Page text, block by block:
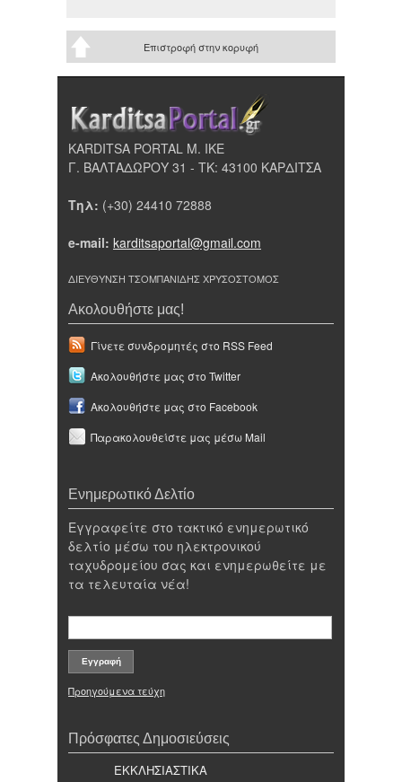
Επιστροφή στην κορυφή
KARDITSA PORTAL Μ. ΙΚΕ
Γ. ΒΑΛΤΑΔΩΡΟΥ 31 - ΤΚ: 43100 ΚΑΡΔΙΤΣΑ
Τηλ: (+30) 24410 72888
e-mail: karditsaportal@gmail.com
ΔΙΕΥΘΥΝΣΗ ΤΣΟΜΠΑΝΙΔΗΣ ΧΡΥΣΟΣΤΟΜΟΣ
Ακολουθήστε μας!
Γίνετε συνδρομητές στο RSS Feed
Ακολουθήστε μας στο Twitter
Ακολουθήστε μας στο Facebook
Παρακολουθείστε μας μέσω Mail
Ενημερωτικό Δελτίο
Εγγραφείτε στο τακτικό ενημερωτικό
δελτίο μέσω του ηλεκτρονικού
ταχυδρομείου σας και ενημερωθείτε με
τα τελευταία νέα!
Προηγούμενα τεύχη
Πρόσφατες Δημοσιεύσεις
ΕΚΚΛΗΣΙΑΣΤΙΚΑ